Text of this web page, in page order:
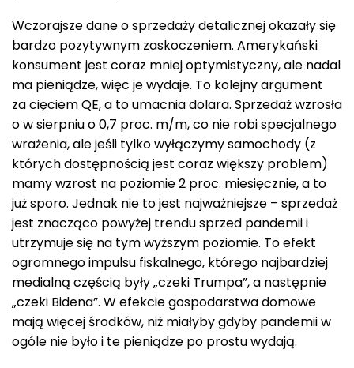
Wczorajsze dane o sprzedaży detalicznej okazały się
bardzo pozytywnym zaskoczeniem. Amerykański
konsument jest coraz mniej optymistyczny, ale nadal
ma pieniądze, więc je wydaje. To kolejny argument
za cięciem QE, a to umacnia dolara. Sprzedaż wzrosła
o w sierpniu o 0,7 proc. m/m, co nie robi specjalnego
wrażenia, ale jeśli tylko wyłączymy samochody (z
których dostępnością jest coraz większy problem)
mamy wzrost na poziomie 2 proc. miesięcznie, a to
już sporo. Jednak nie to jest najważniejsze – sprzedaż
jest znacząco powyżej trendu sprzed pandemii i
utrzymuje się na tym wyższym poziomie. To efekt
ogromnego impulsu fiskalnego, którego najbardziej
medialną częścią były „czeki Trumpa”, a następnie
„czeki Bidena”. W efekcie gospodarstwa domowe
mają więcej środków, niż miałyby gdyby pandemii w
ogóle nie było i te pieniądze po prostu wydają.